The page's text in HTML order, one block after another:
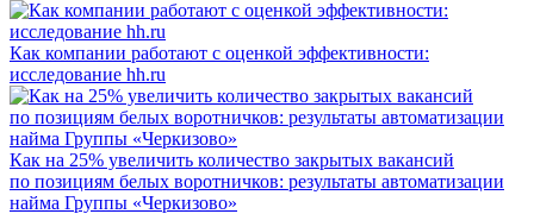
Как компании работают с оценкой эффективности:
исследование hh.ru
Как на 25% увеличить количество закрытых вакансий
по позициям белых воротничков: результаты автоматизации
найма Группы «Черкизово»